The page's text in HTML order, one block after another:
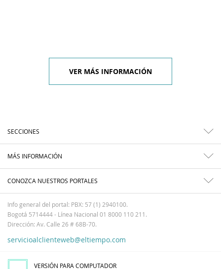
VER MÁS INFORMACIÓN
SECCIONES
MÁS INFORMACIÓN
CONOZCA NUESTROS PORTALES
Info general del portal: PBX: 57 (1) 2940100.
Bogotá 5714444 - Línea Nacional 01 8000 110 211.
Dirección: Av. Calle 26 # 68B-70.
servicioalclienteweb@eltiempo.com
VERSIÓN PARA COMPUTADOR